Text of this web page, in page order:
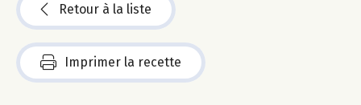
Retour à la liste
Imprimer la recette